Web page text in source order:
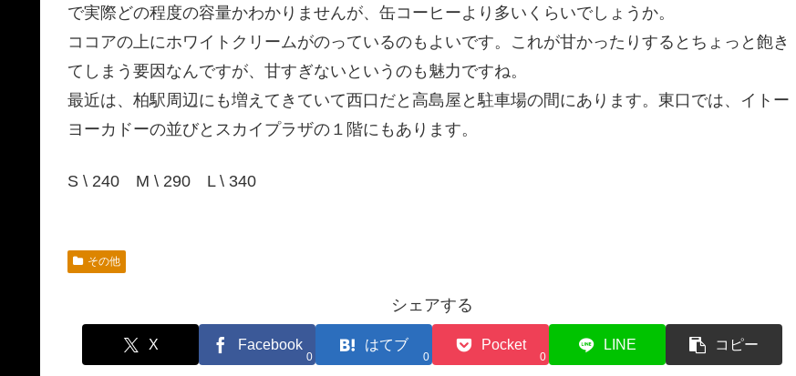
で実際どの程度の容量かわかりませんが、缶コーヒーより多いくらいでしょうか。
ココアの上にホワイトクリームがのっているのもよいです。これが甘かったりするとちょっと飽き
てしまう要因なんですが、甘すぎないというのも魅力ですね。
最近は、柏駅周辺にも増えてきていて西口だと高島屋と駐車場の間にあります。東口では、イトー
ヨーカドーの並びとスカイプラザの１階にもあります。
S \ 240 M \ 290 L \ 340
その他
シェアする
X Facebook
0
はてブ
0
Pocket
0
LINE コピー